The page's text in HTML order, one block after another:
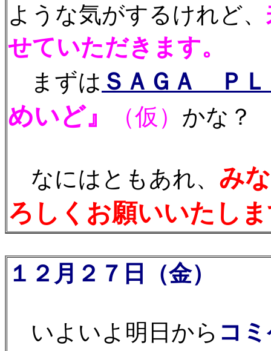
ような気がするけれど、
せていただきます。
まずは ＳＡＧＡ ＰＬ
めいど』 （仮） かな？
なにはともあれ、 み
ろしくお願いいたし
１２月２７日（金）
いよいよ明日から コ